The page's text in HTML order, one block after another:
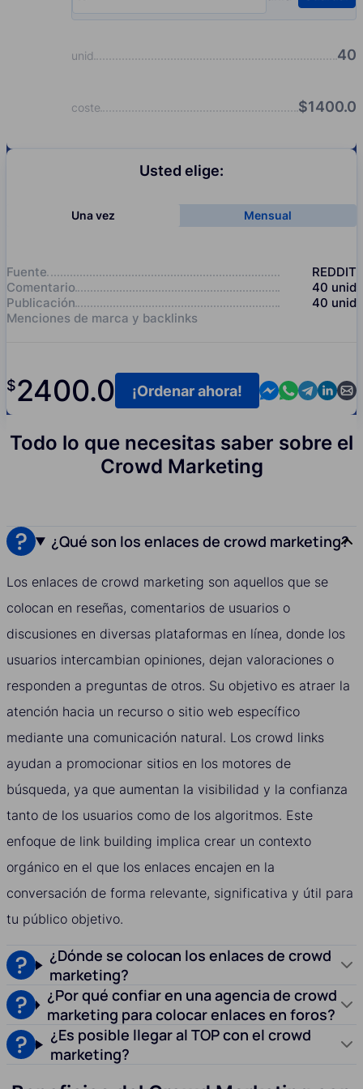
unid 40
coste $1400.0
Usted elige:
Una vez Mensual
Fuente
REDDIT
Comentario
40 unid
Publicación
40 unid
Menciones de marca y backlinks
$2400.0 Contact us in
Contact us
Contact
¡Ordenar ahora!
Todo lo que necesitas saber sobre el
Crowd Marketing
¿Qué son los enlaces de crowd marketing?
Los enlaces de crowd marketing son aquellos que se
colocan en reseñas, comentarios de usuarios o
discusiones en diversas plataformas en línea, donde los
usuarios intercambian opiniones, dejan valoraciones o
responden a preguntas de otros. Su objetivo es atraer la
atención hacia un recurso o sitio web específico
mediante una comunicación natural. Los crowd links
ayudan a promocionar sitios en los motores de
búsqueda, ya que aumentan la visibilidad y la confianza
tanto de los usuarios como de los algoritmos. Este
enfoque de link building implica crear un contexto
orgánico en el que los enlaces encajen en la
conversación de forma relevante, significativa y útil para
tu público objetivo.
¿Dónde se colocan los enlaces de crowd
marketing?
¿Por qué confiar en una agencia de crowd
marketing para colocar enlaces en foros?
¿Es posible llegar al TOP con el crowd
marketing?